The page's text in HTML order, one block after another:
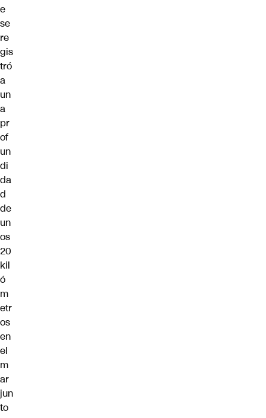
e
se
re
gis
tró
a
un
a
pr
of
un
di
da
d
de
un
os
20
kil
ó
m
etr
os
en
el
m
ar
jun
to